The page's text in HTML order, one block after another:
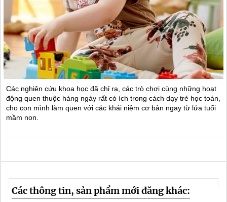
Các nghiên cứu khoa học đã chỉ ra, các trò chơi cùng những hoạt
động quen thuộc hàng ngày rất có ích trong cách dạy trẻ học toán,
cho con mình làm quen với các khái niệm cơ bản ngay từ lứa tuổi
mầm non.
Các thông tin, sản phẩm mới đăng khác: